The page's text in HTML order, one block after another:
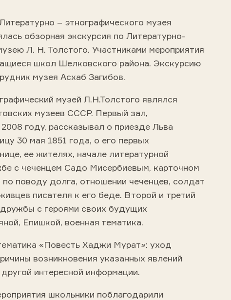
– этнографического музея
обзорная экскурсия по Литературно-
Л. Н. Толстого. Участниками мероприятия
школ Шелковского района. Экскурсию
музея Асхаб Загибов.
музей Л.Н.Толстого являлся
музеев СССР. Первый зал,
году, рассказывал о приезде Льва
30 мая 1851 года, о его первых
ее жителях, начале литературной
с чеченцем Садо Мисербиевым, карточном
по поводу долга, отношении чеченцев, солдат
писателя к его беде. Второй и третий
с героями своих будущих
Епишкой, военная тематика.
«Повесть Хаджи Мурат»: уход
возникновения указанных явлений
интересной информации.
школьники поблагодарили